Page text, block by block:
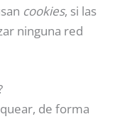
cookies, si las
ninguna red
de forma